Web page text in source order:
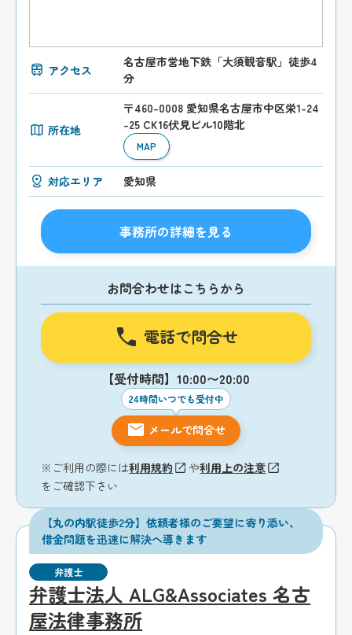
アクセス
名古屋市営地下鉄「大須観音駅」徒歩4
分
所在地
〒460-0008 愛知県名古屋市中区栄1-24
-25 CK16伏見ビル10階北
MAP
対応エリア 愛知県
事務所の詳細を見る
お問合わせはこちらから
電話で問合せ
【受付時間】10:00〜20:00
24時間いつでも受付中
メールで問合せ
※ご利用の際には利用規約 や利用上の注意
をご確認下さい
【丸の内駅徒歩2分】依頼者様のご要望に寄り添い、
借金問題を迅速に解決へ導きます
弁護士
弁護士法人 ALG&Associates 名古
屋法律事務所